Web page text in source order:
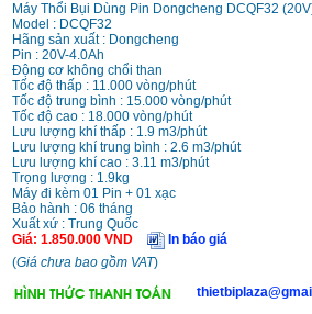
Máy Thổi Bụi Dùng Pin Dongcheng DCQF32
Model : DCQF32
Hãng sản xuất : Dongcheng
Pin : 20V-4.0Ah
Động cơ không chổi than
Tốc độ thấp : 11.000 vòng/phút
Tốc độ trung bình : 15.000 vòng/phút
Tốc độ cao : 18.000 vòng/phút
Lưu lượng khí thấp : 1.9 m3/phút
Lưu lượng khí trung bình : 2.6 m3/phút
Lưu lượng khí cao : 3.11 m3/phút
Trọng lượng : 1.9kg
Máy đi kèm 01 Pin + 01 xạc
Bảo hành : 06 tháng
Xuất xứ : Trung Quốc
Giá: 1.850.000VND
In báo giá
(Giá chưa bao gồm VAT)